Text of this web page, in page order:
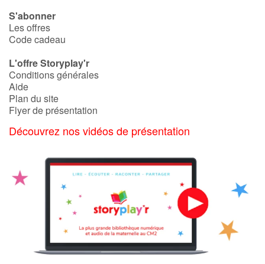
Coups de coeur
S'abonner
Les offres
Code cadeau
L'offre Storyplay'r
Conditions générales
Aide
Plan du site
Flyer de présentation
Découvrez nos vidéos de présentation